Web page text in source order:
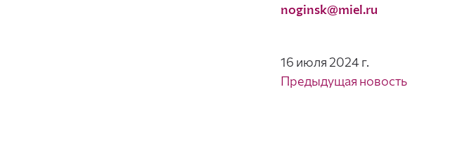
noginsk@miel.ru
16 июля 2024 г.
Предыдущая новость